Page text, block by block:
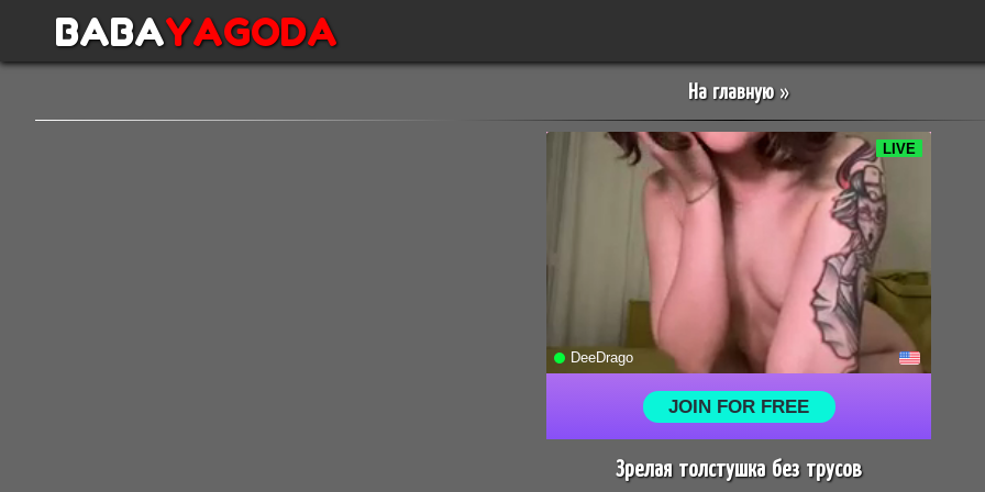
BABAYAGODA
На главную»
Зрелая толстушка без трусов